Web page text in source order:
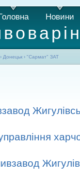
Новини
› Донецьк › "Сармат" ЗАТ